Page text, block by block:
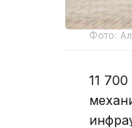
Фото:
11